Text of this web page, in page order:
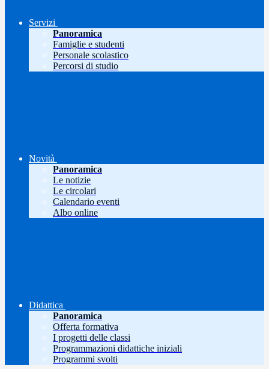
Servizi
Panoramica
Famiglie e studenti
Personale scolastico
Percorsi di studio
Novità
Panoramica
Le notizie
Le circolari
Calendario eventi
Albo online
Didattica
Panoramica
Offerta formativa
I progetti delle classi
Programmazioni didattiche iniziali
Programmi svolti